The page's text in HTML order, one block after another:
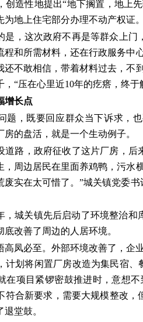
创造性地提出“地下搁置，地
地上住宅部分办理不动产权证。
是，这次政府不再是等群众上
程和所需材料，还在行政服务中
还不敢相信，带着材料过去，不
，“压在心里近10年的疙瘩，终于
增长点
题，既要回应群众当下诉求，
房的盘活，就是一个生动例子。
道路，政府征收了这片厂房，
，周边居民在里面养鸡鸭，污水
废实在太可惜了。”城关镇党委
，城关镇先后启动了环境整治
改善了周边的人居环境。
高凤必至。外部环境改善了，企
计划将闲置厂房改造为集民宿
在项目紧锣密鼓推进时，意想
符合新要求，需要大规模整改
堂鼓。